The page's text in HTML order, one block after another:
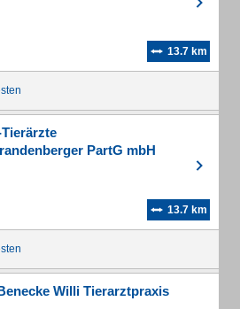
13.7 km
PartG mbH
13.7 km
Willi Tierarztpraxis